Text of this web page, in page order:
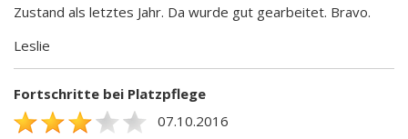
Zustand als letztes Jahr. Da wurde gut gearbeitet. Bravo.
Leslie
Fortschritte bei Platzpflege
07.10.2016